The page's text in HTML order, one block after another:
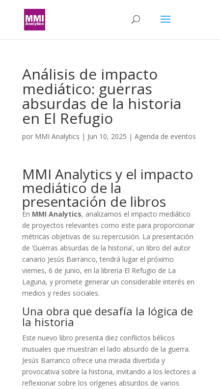
Análisis de impacto
mediático: guerras
absurdas de la historia
en El Refugio
por MMI Analytics | Jun 10, 2025 | Agenda de eventos
MMI Analytics y el impacto
mediático de la
presentación de libros
En MMI Analytics, analizamos el impacto mediático
de proyectos relevantes como este para proporcionar
métricas objetivas de su repercusión. La presentación
de ‘Guerras absurdas de la historia’, un libro del autor
canario Jesús Barranco, tendrá lugar el próximo
viernes, 6 de junio, en la librería El Refugio de La
Laguna, y promete generar un considerable interés en
medios y redes sociales.
Una obra que desafía la lógica de
la historia
Este nuevo libro presenta diez conflictos bélicos
inusuales que muestran el lado absurdo de la guerra.
Jesús Barranco ofrece una mirada divertida y
provocativa sobre la historia, invitando a los lectores a
reflexionar sobre los orígenes absurdos de varios